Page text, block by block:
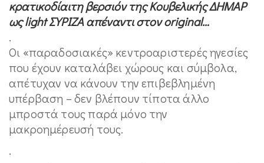
κρατικοδίαιτη βερσιόν της Κουβελικής ΔΗΜΑΡ
ως light ΣΥΡΙΖΑ απέναντι στον original…
.
Οι «παραδοσιακές» κεντροαριστερές ηγεσίες
που έχουν καταλάβει χώρους και σύμβολα,
απέτυχαν να κάνουν την επιβεβλημένη
υπέρβαση – δεν βλέπουν τίποτα άλλο
μπροστά τους παρά μόνο την
μακροημέρευσή τους.
.